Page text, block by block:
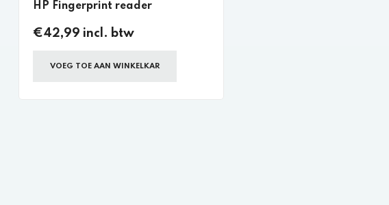
HP Fingerprint reader
€42,99 incl. btw
VOEG TOE AAN WINKELKAR